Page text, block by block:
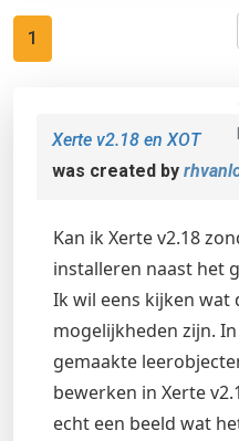
1
Xerte v2.18 en XOT
was created by
Kan ik Xerte v2.18
installeren naast het
Ik wil eens kijken wat
mogelijkheden zijn.
gemaakte
bewerken in Xerte
echt een beeld wat